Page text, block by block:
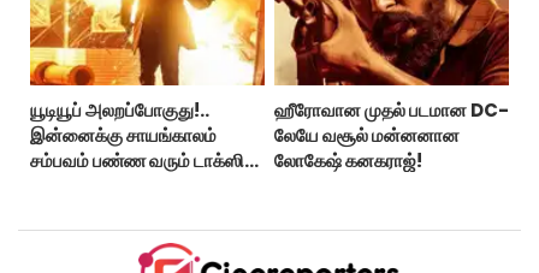
யூடியூப் அலறப்போகுது!..
இன்னைக்கு சாயங்காலம்
சம்பவம் பண்ண வரும் டாக்ஸிக்
ஹீரோவான முதல் படமான DC-
லேயே வசூல் மன்னனான
லோகேஷ் கனகராஜ்!